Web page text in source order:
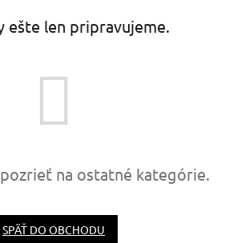
ešte len pripravujeme.
na ostatné kategórie.
SPÄŤ DO OBCHODU